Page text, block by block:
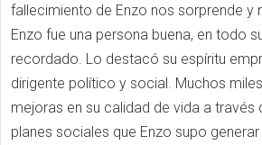
fallecimiento de Enzo nos sorprende y
Enzo fue una persona buena, en todo
recordado. Lo destacó su espíritu
dirigente político y social. Muchos
mejoras en su calidad de vida a través
planes sociales que Enzo supo